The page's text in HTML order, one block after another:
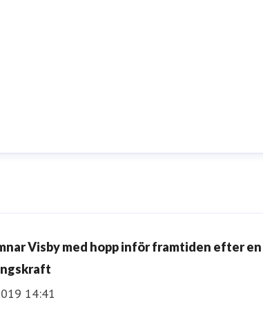
Visby med hopp inför framtiden efter
14:41